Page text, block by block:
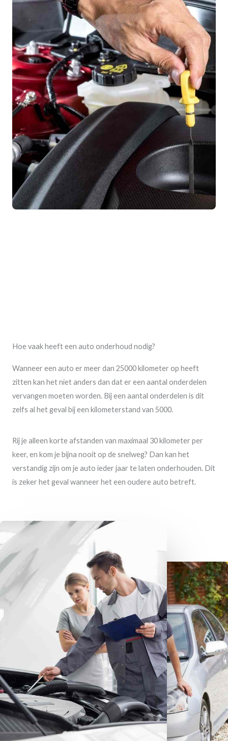
Hoe vaak heeft een auto onderhoud nodig?
Wanneer een auto er meer dan 25000 kilometer op heeft
zitten kan het niet anders dan dat er een aantal onderdelen
vervangen moeten worden. Bij een aantal onderdelen is dit
zelfs al het geval bij een kilometerstand van 5000.
Rij je alleen korte afstanden van maximaal 30 kilometer per
keer, en kom je bijna nooit op de snelweg? Dan kan het
verstandig zijn om je auto ieder jaar te laten onderhouden. Dit
is zeker het geval wanneer het een oudere auto betreft.